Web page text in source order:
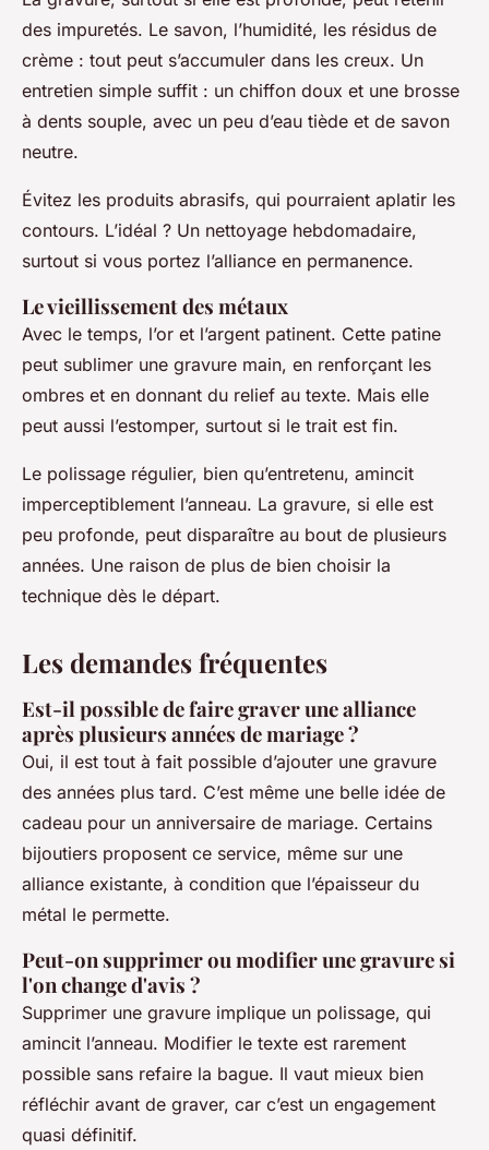
des impuretés. Le savon, l’humidité, les résidus de
crème : tout peut s’accumuler dans les creux. Un
entretien simple suffit : un chiffon doux et une brosse
à dents souple, avec un peu d’eau tiède et de savon
neutre.
Évitez les produits abrasifs, qui pourraient aplatir les
contours. L’idéal ? Un nettoyage hebdomadaire,
surtout si vous portez l’alliance en permanence.
Le vieillissement des métaux
Avec le temps, l’or et l’argent patinent. Cette patine
peut sublimer une gravure main, en renforçant les
ombres et en donnant du relief au texte. Mais elle
peut aussi l’estomper, surtout si le trait est fin.
Le polissage régulier, bien qu’entretenu, amincit
imperceptiblement l’anneau. La gravure, si elle est
peu profonde, peut disparaître au bout de plusieurs
années. Une raison de plus de bien choisir la
technique dès le départ.
Les demandes fréquentes
Est-il possible de faire graver une alliance
après plusieurs années de mariage ?
Oui, il est tout à fait possible d’ajouter une gravure
des années plus tard. C’est même une belle idée de
cadeau pour un anniversaire de mariage. Certains
bijoutiers proposent ce service, même sur une
alliance existante, à condition que l’épaisseur du
métal le permette.
Peut-on supprimer ou modifier une gravure si
l'on change d'avis ?
Supprimer une gravure implique un polissage, qui
amincit l’anneau. Modifier le texte est rarement
possible sans refaire la bague. Il vaut mieux bien
réfléchir avant de graver, car c’est un engagement
quasi définitif.